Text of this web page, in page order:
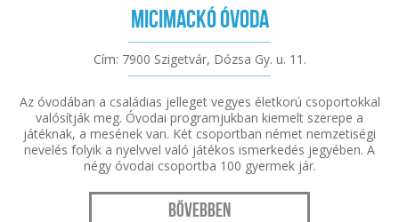
Micimackó Óvoda
Cím: 7900 Szigetvár, Dózsa Gy. u. 11.
Az óvodában a családias jelleget vegyes életkorú csoportokkal
valósítják meg. Óvodai programjukban kiemelt szerepe a
játéknak, a mesének van. Két csoportban német nemzetiségi
nevelés folyik a nyelvvel való játékos ismerkedés jegyében. A
négy óvodai csoportba 100 gyermek jár.
Bővebben